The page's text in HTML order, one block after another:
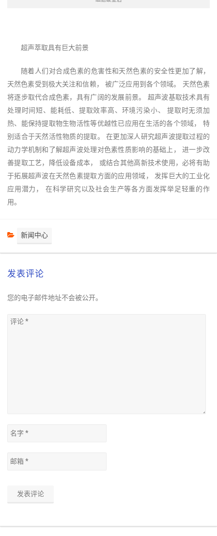
超声萃取具有巨大前景
随着人们对合成色素的危害性和天然色素的安全性更加了解，
天然色素受到极大关注和信赖， 被广泛应用到各个领域。 天然色素
将逐步取代合成色素，具有广阔的发展前景。 超声波基取技术具有
处理时间短、能耗低、提取效率高、环境污染小、 提取时无须加
热、能保持提取物生物活性等优越性已应用在生活的各个领域， 特
别适合于天然活性物质的提取。 在更加深人研究超声波提取过程的
动力学机制和了解超声波处理对色素性质影响的基础上， 进一步改
善提取工艺，降低设备成本， 或结合其他高新技术使用，必将有助
于拓展超声波在天然色素提取方面的应用领域， 发挥巨大的工业化
应用潜力， 在科学研究以及社会生产等各方面发挥举足轻重的作
用。
新闻中心
发表评论
您的电子邮件地址不会被公开。